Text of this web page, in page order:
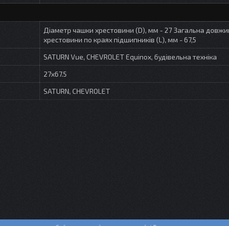
Діаметр чашки хрестовини (D), мм - 27 Загальна
хрестовини по краях підшипників (L), мм - 67,5
SATURN Vue, CHEVROLET Equinox, будівельна техніка
27x67.5
SATURN, CHEVROLET